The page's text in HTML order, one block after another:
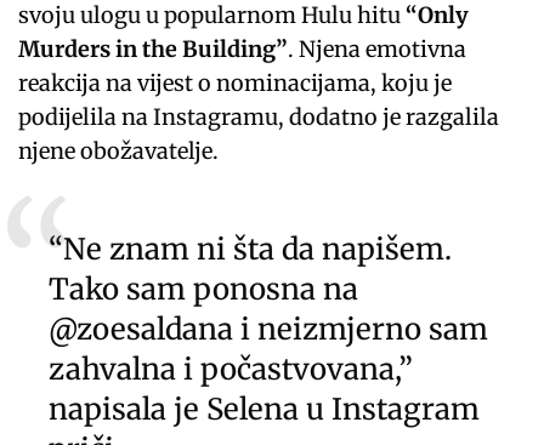
svoju ulogu u popularnom Hulu hitu “Only
Murders in the Building”. Njena emotivna
reakcija na vijest o nominacijama, koju je
podijelila na Instagramu, dodatno je razgalila
njene obožavatelje.
“Ne znam ni šta da napišem.
Tako sam ponosna na
@zoesaldana i neizmjerno sam
zahvalna i počastvovana,”
napisala je Selena u Instagram